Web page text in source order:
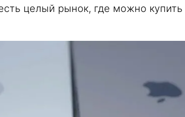
целый рынок, где можно